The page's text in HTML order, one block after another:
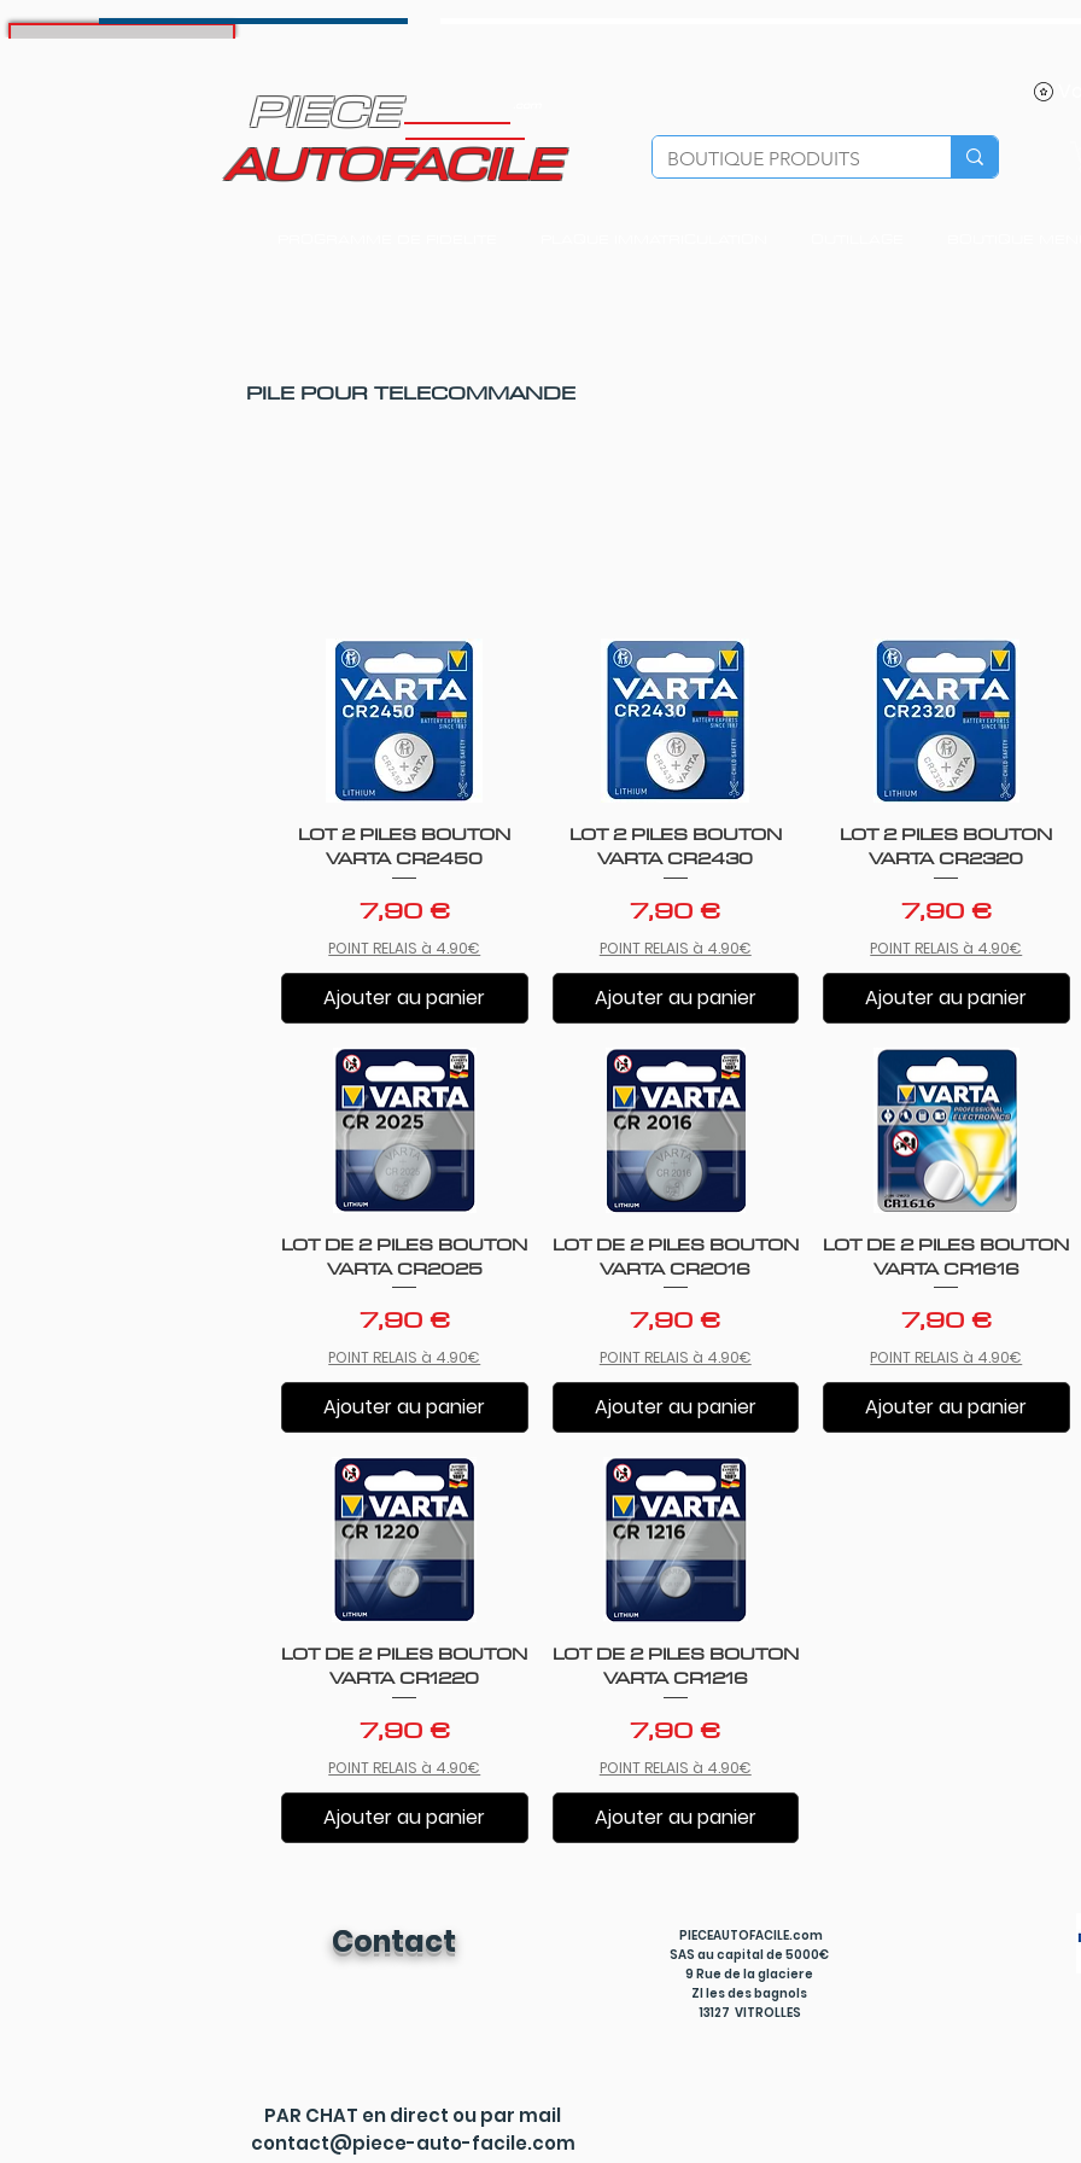
AUTOFACILE
PIECE
PILE POUR TELECOMMANDE
Aperçu rapide
LOT 2 PILES BOUTON
VARTA CR2450
Prix
7,90 €
POINT RELAIS à 4.90€
Ajouter au panier
Aperçu rapide
LOT 2 PILES BOUTON
VARTA CR2430
Prix
7,90 €
POINT RELAIS à 4.90€
Ajouter au panier
Aperçu rapide
LOT 2 PILES BOUTON
VARTA CR2320
Prix
7,90 €
POINT RELAIS à 4.90€
Ajouter au panier
Aperçu rapide
LOT DE 2 PILES BOUTON
VARTA CR2025
Prix
7,90 €
POINT RELAIS à 4.90€
Ajouter au panier
Aperçu rapide
LOT DE 2 PILES BOUTON
VARTA CR2016
Prix
7,90 €
POINT RELAIS à 4.90€
Ajouter au panier
Aperçu rapide
LOT DE 2 PILES BOUTON
VARTA CR1616
Prix
7,90 €
POINT RELAIS à 4.90€
Ajouter au panier
Aperçu rapide
LOT DE 2 PILES BOUTON
VARTA CR1220
Prix
7,90 €
POINT RELAIS à 4.90€
Ajouter au panier
Aperçu rapide
LOT DE 2 PILES BOUTON
VARTA CR1216
Prix
7,90 €
POINT RELAIS à 4.90€
Ajouter au panier
Contact
PIECEAUTOFACILE.com
SAS au capital de 5000€
9 Rue de la glaciere
ZI les des bagnols
13127 VITROLLES
PAR CHAT en direct ou par mail
contact@piece-auto-facile.com